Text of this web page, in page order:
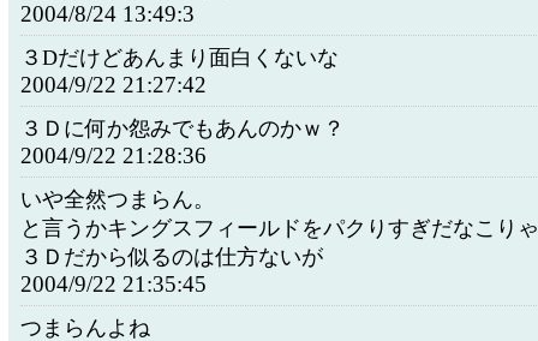
2004/8/24 13:49:3
３Dだけどあんまり面白くないな
2004/9/22 21:27:42
３Ｄに何か怨みでもあんのかｗ？
2004/9/22 21:28:36
いや全然つまらん。
と言うかキングスフィールドをパクりすぎだなこり
３Ｄだから似るのは仕方ないが
2004/9/22 21:35:45
つまらんよね